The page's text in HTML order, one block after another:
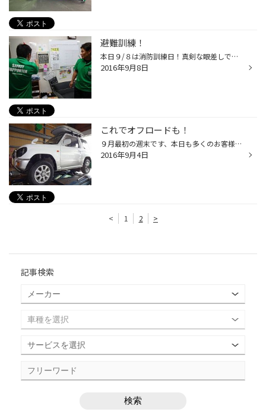
避難訓練！
本日９/８は消防訓練日！真剣な眼差しで火災受信機を見つめる２人！（以外と二ツ森さん真 剣）（笑 それぞれ役割分担をして非難誘導役、通報、初期消火等を訓練して 無事終了しました、火災は起こさない事が大事ですが、ちょっとした 不始末、トラブルから大惨事に繋がりますので気をつけましょう！...
2016年9月8日
これでオフロードも！
９月最初の週末です、本日も多くのお客様のご来店ありがとう御座います。 本日もタイヤのご相談多い１日でした、夏タイヤのご相談もまだまだ多く ありがとう御座います、価格重視のお客様も色々お得なタイヤ御座いますので お気軽にご相談お待ちしておりますね。 さて、本日ご紹介のお客様はパジェ...
2016年9月4日
< 1 2 >
記事検索